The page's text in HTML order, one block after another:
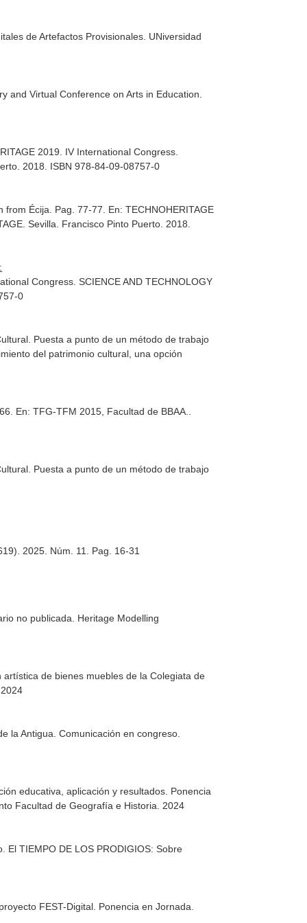
de Artefactos Provisionales . UNiversidad
and Virtual Conference on Arts in Education
2019. IV International Congress.
2018. ISBN 978-84-09-08757-0
Écija. Pag. 77-77. En: TECHNOHERITAGE
. Sevilla. Francisco Pinto Puerto. 2018.
Congress. SCIENCE AND TECHNOLOGY
0
Puesta a punto de un método de trabajo
del patrimonio cultural, una opción
En: TFG-TFM 2015, Facultad de BBAA.
Puesta a punto de un método de trabajo
2025. Núm. 11. Pag. 16-31
no publicada. Heritage Modelling
de bienes muebles de la Colegiata de
la Antigua. Comunicación en congreso.
educativa, aplicación y resultados. Ponencia
Facultad de Geografía e Historia. 2024
TIEMPO DE LOS PRODIGIOS: Sobre
FEST-Digital. Ponencia en Jornada.